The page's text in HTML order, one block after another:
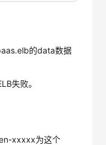
的data数据
失败。
xxxxx为这个